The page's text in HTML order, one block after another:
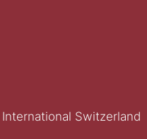
Switzerland